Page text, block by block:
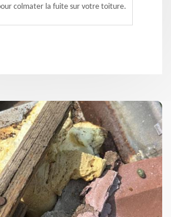
colmater la fuite sur votre toiture.